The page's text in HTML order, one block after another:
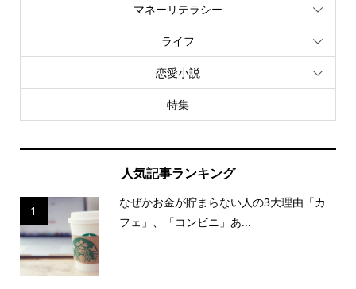
マネーリテラシー
ライフ
恋愛小説
特集
人気記事ランキング
1
なぜかお金が貯まらない人の3大理由「カ
フェ」、「コンビニ」あ...